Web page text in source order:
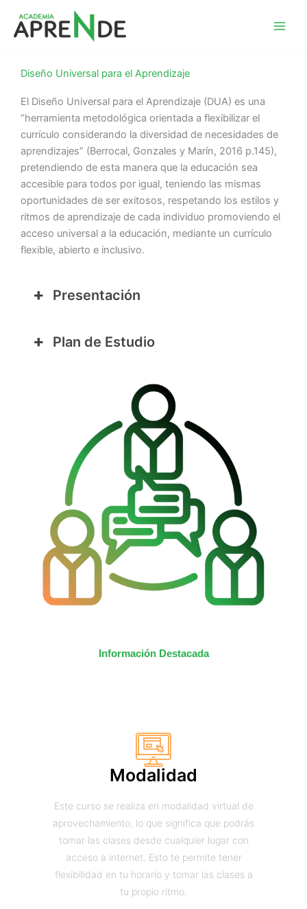
contenido
Diseño Universal para el Aprendizaje
El Diseño Universal para el Aprendizaje (DUA) es una
“herramienta metodológica orientada a flexibilizar el
currículo considerando la diversidad de necesidades de
aprendizajes” (Berrocal, Gonzales y Marín, 2016 p.145),
pretendiendo de esta manera que la educación sea
accesible para todos por igual, teniendo las mismas
oportunidades de ser exitosos, respetando los estilos y
ritmos de aprendizaje de cada individuo promoviendo el
acceso universal a la educación, mediante un currículo
flexible, abierto e inclusivo.
Presentación
Plan de Estudio
Información Destacada
Modalidad
Este curso se realiza en modalidad virtual de
aprovechamiento, lo que significa que podrás
tomar las clases desde cualquier lugar con
acceso a internet. Esto te permite tener
flexibilidad en tu horario y tomar las clases a
tu propio ritmo.